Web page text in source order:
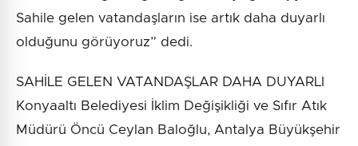
Sahile gelen vatandaşların ise artık daha duyarlı
olduğunu görüyoruz” dedi.
SAHİLE GELEN VATANDAŞLAR DAHA DUYARLI
Konyaaltı Belediyesi İklim Değişikliği ve Sıfır Atık
Müdürü Öncü Ceylan Baloğlu, Antalya Büyükşehir